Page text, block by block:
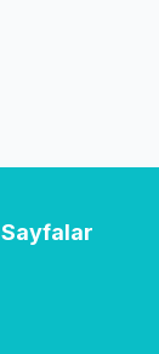
Sayfalar